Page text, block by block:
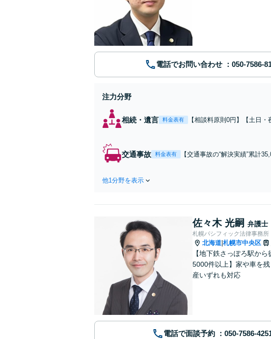
電話でお問い合わせ
注力分野
相続・遺言 料金表有
【相談料原則0円】【土日
交通事故 料金表有
【交通事故の“解決実績”累計
他1分野を表示
佐々木 光嗣 弁護士
札幌パシフィック法律事務所
北海道 札幌市中央区
【地下鉄さっぽろ駅か
5000件以上】家や車を
産いずれも対応
電話で面談予約